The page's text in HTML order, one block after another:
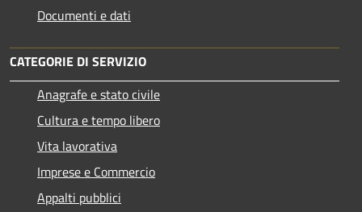
Documenti e dati
CATEGORIE DI SERVIZIO
Anagrafe e stato civile
Cultura e tempo libero
Vita lavorativa
Imprese e Commercio
Appalti pubblici